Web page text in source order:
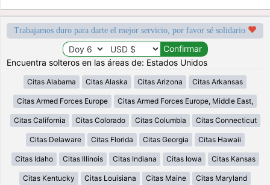
Trabajamos duro para darte el mejor servicio, por favor sé solidario
Encuentra solteros en las áreas de: Estados Unidos
Citas Alabama Citas Alaska Citas Arizona Citas Arkansas
Citas Armed Forces Europe Citas Armed Forces Europe, Middle East,
Citas California Citas Colorado Citas Columbia Citas Connecticut
Citas Delaware Citas Florida Citas Georgia Citas Hawaii
Citas Idaho Citas Illinois Citas Indiana Citas Iowa Citas Kansas
Citas Kentucky Citas Louisiana Citas Maine Citas Maryland